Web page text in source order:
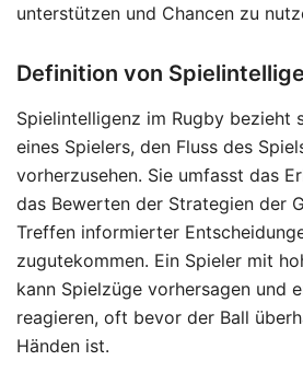
unterstützen und Chancen zu
Definition von
Spielintelligenz im Rugby bezieht
eines Spielers, den Fluss des
vorherzusehen. Sie umfasst das
das Bewerten der Strategien der
Treffen informierter
zugutekommen. Ein Spieler mit
kann Spielzüge vorhersagen und
reagieren, oft bevor der Ball
Händen ist.